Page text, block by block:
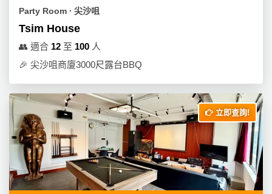
糕
花
束
及
藝
品
訂
製
禮
慶
生
日
企
業
/
公
司
活
會
需
知
間
神
器
情
侶
關
Party Room ∙ 尖沙咀
Tsim House
👥 適合 12 至 100 人
🎉 尖沙咀商廈3000尺露台BBQ
立即查詢!